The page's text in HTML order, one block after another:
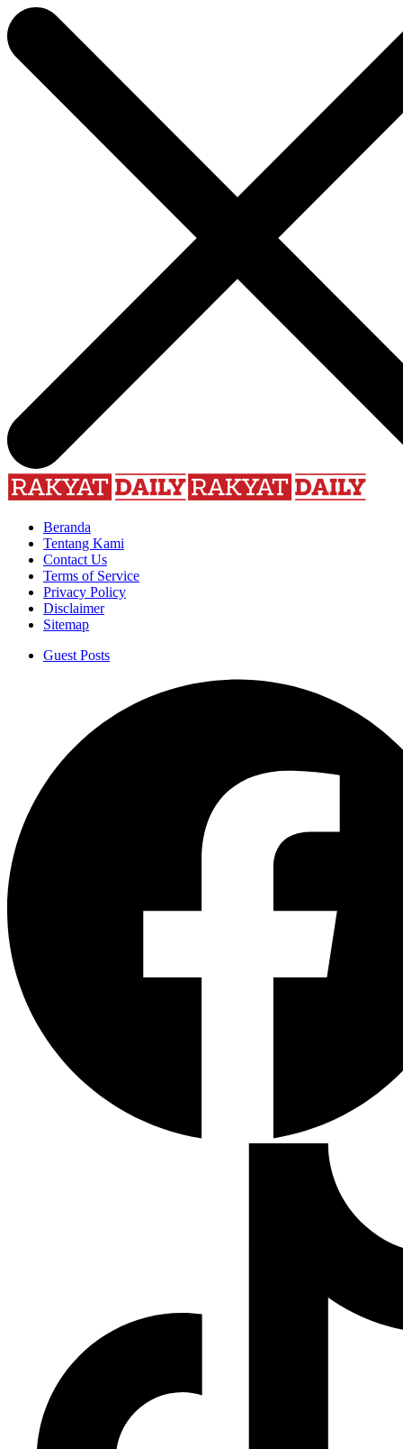
Beranda
Tentang Kami
Contact Us
Terms of Service
Privacy Policy
Disclaimer
Sitemap
Guest Posts